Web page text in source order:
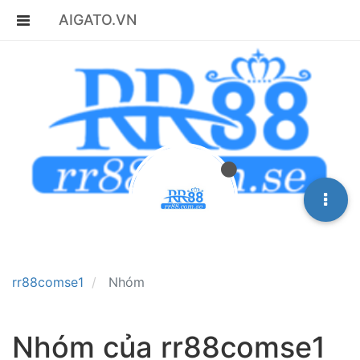
AIGATO.VN
rr88comse1 Nhóm
Nhóm của rr88comse1